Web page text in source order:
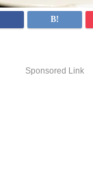
Sponsored Link